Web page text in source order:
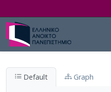
Default Graph